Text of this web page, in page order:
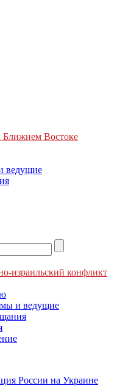
Ближнем Востоке
ведущие
израильский конфликт
и ведущие
России на Украине